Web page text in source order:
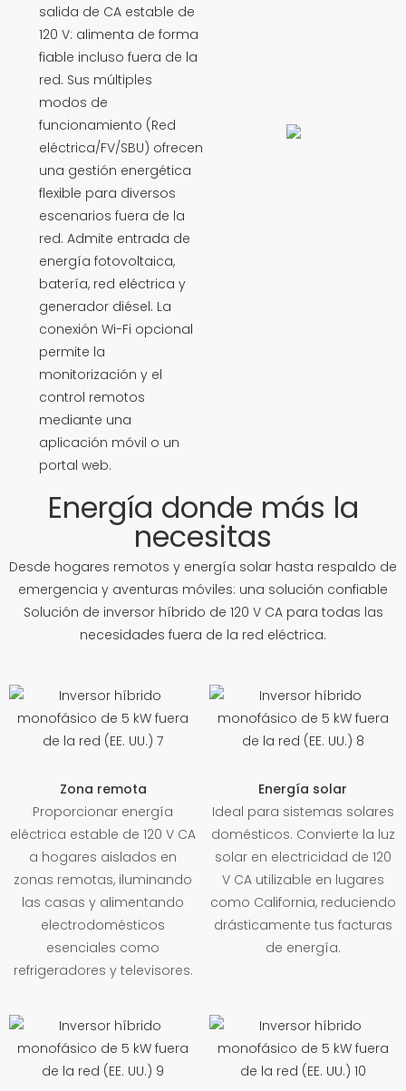
salida de CA estable de
120 V: alimenta de forma
fiable incluso fuera de la
red. Sus múltiples
modos de
funcionamiento (Red
eléctrica/FV/SBU) ofrecen
una gestión energética
flexible para diversos
escenarios fuera de la
red. Admite entrada de
energía fotovoltaica,
batería, red eléctrica y
generador diésel. La
conexión Wi-Fi opcional
permite la
monitorización y el
control remotos
mediante una
aplicación móvil o un
portal web.
Energía donde más la
necesitas
Desde hogares remotos y energía solar hasta respaldo de
emergencia y aventuras móviles: una solución confiable
Solución de inversor híbrido de 120 V CA para todas las
necesidades fuera de la red eléctrica.
Zona remota
Proporcionar energía
eléctrica estable de 120 V CA
a hogares aislados en
zonas remotas, iluminando
las casas y alimentando
electrodomésticos
esenciales como
refrigeradores y televisores.
Energía solar
Ideal para sistemas solares
domésticos. Convierte la luz
solar en electricidad de 120
V CA utilizable en lugares
como California, reduciendo
drásticamente tus facturas
de energía.